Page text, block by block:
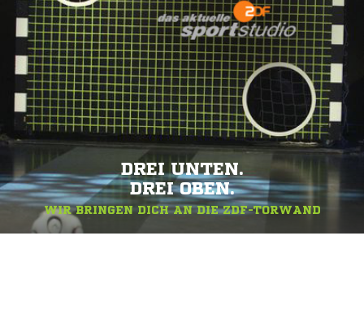
DREI UNTEN.
DREI OBEN.
WIR BRINGEN DICH AN DIE ZDF-TORWAND